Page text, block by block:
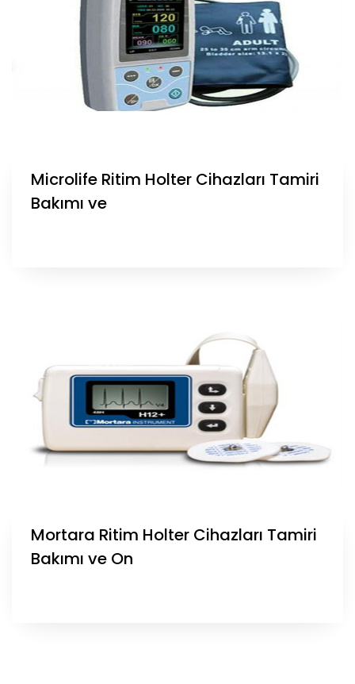
Microlife Ritim Holter Cihazları Tamiri
Bakımı ve
Mortara Ritim Holter Cihazları Tamiri
Bakımı ve On